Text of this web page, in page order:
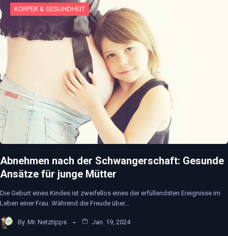
KÖRPER & GESUNDHEIT
Abnehmen nach der Schwangerschaft: Gesunde
Ansätze für junge Mütter
Die Geburt eines Kindes ist zweifellos eines der erfüllendsten Ereignisse im
Leben einer Frau. Während die Freude über…
By Mr. Netztipps Jan. 19, 2024